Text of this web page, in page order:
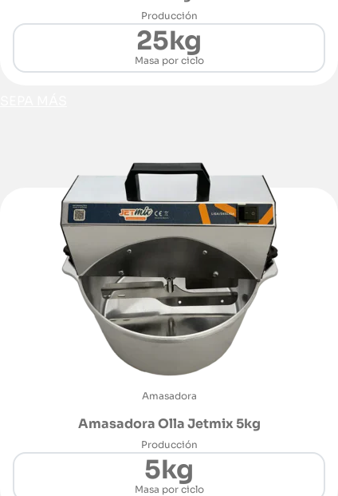
Producción
25kg
Masa por ciclo
Amasadora
Amasadora Olla Jetmix 5kg
Producción
5kg
Masa por ciclo